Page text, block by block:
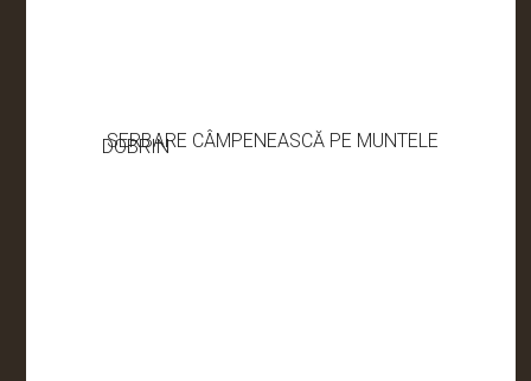
SERBARE CÂMPENEASCĂ PE MUNTELE
DOBRIN